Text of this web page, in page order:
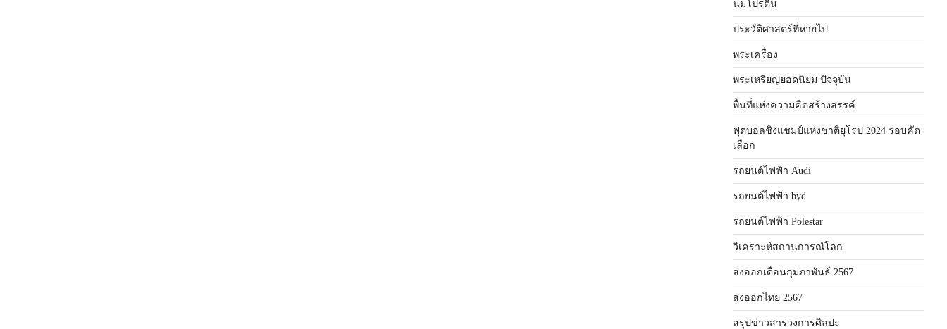
นมโปรตีน
ประวัติศาสตร์ที่หายไป
พระเครื่อง
พระเหรียญยอดนิยม ปัจจุบัน
พื้นที่แห่งความคิดสร้างสรรค์
ฟุตบอลชิงแชมป์แห่งชาติยุโรป 2024 รอบคัด
เลือก
รถยนต์ไฟฟ้า Audi
รถยนต์ไฟฟ้า byd
รถยนต์ไฟฟ้า Polestar
วิเคราะห์สถานการณ์โลก
ส่งออกเดือนกุมภาพันธ์ 2567
ส่งออกไทย 2567
สรุปข่าวสารวงการศิลปะ